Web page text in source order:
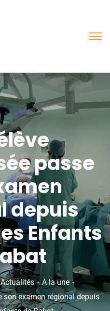
passe
depuis
Enfants
Actualités
À la une
son examen régional depuis